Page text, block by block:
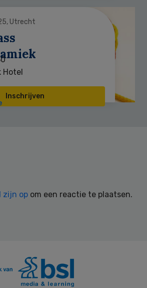
Utrecht
Hotel
Inschrijven
zijn op om een reactie te plaatsen.